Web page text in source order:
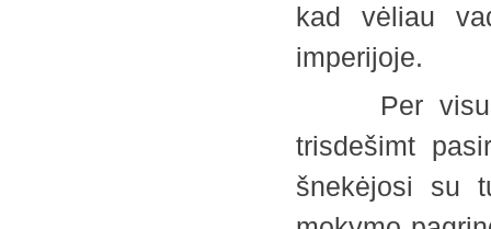
kad vėliau
imperijoje.
Per visus
trisdešimt
šnekėjosi su